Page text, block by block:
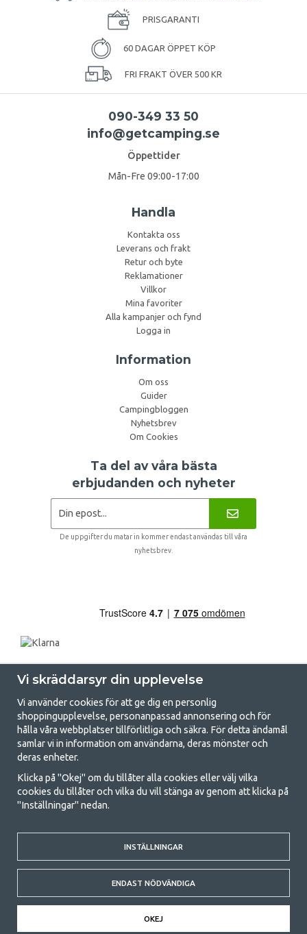
PRISGARANTI
60 DAGAR ÖPPET KÖP
FRI FRAKT ÖVER 500 KR
090-349 33 50
info@getcamping.se
Öppettider
Mån-Fre 09:00-17:00
Handla
Kontakta oss
Leverans och frakt
Retur och byte
Reklamationer
Villkor
Mina favoriter
Alla kampanjer och fynd
Logga in
Information
Om oss
Guider
Campingbloggen
Nyhetsbrev
Om Cookies
Ta del av våra bästa
erbjudanden och nyheter
De uppgifter du matar in kommer endast användas till våra
nyhetsbrev.
GetCamping.se - Din butik för camping
och uteliv
Att campa kan antingen vara en livsstil eller ett sätt att samla familjen
för ett gemensamt äventyr. Oavsett vilken kategori du tillhör hittar du
med att campa så därför erbjuder vi riktigt bra priser på familjetält,
husvagnstält och all annan utrustning för camping och friluftsliv. Vårt
mål är att i varje priskategori erbjuda den bästa campingutrustningen
gällande kvalitet och funktionalitet. Ta gärna kontakt med oss om det
är något du saknar eller vill veta mer om.
© 2020 GetCamping. All rights reserved.
Vi skräddarsyr din upplevelse
Vi använder cookies för att ge dig en personlig
shoppingupplevelse, personanpassad annonsering och för
hålla våra webbplatser tillförlitliga och säkra. För detta ändamål
samlar vi in information om användarna, deras mönster och
deras enheter.
Klicka på "Okej" om du tillåter alla cookies eller välj vilka
cookies du tillåter och vilka du vill stänga av genom att klicka på
"Inställningar" nedan.
INSTÄLLNINGAR
ENDAST NÖDVÄNDIGA
OKEJ